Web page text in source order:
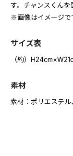
す。チャンスくんを
※画像はイメージで
サイズ表
（約）
素材
素材：ポリエステル